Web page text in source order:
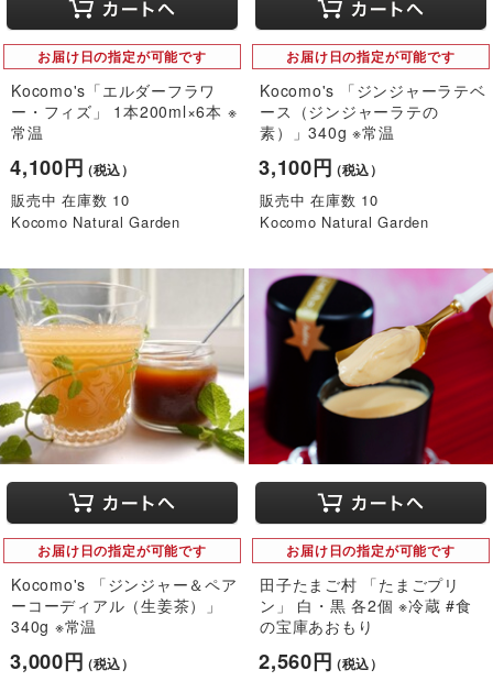
お届け日の指定が可能です
Kocomo's「エルダーフラワ
ー・フィズ」 1本200ml×6本 ※
常温
4,100円（税込）
販売中 在庫数 10
Kocomo Natural Garden
お届け日の指定が可能です
Kocomo's 「ジンジャーラテベ
ース（ジンジャーラテの
素）」340g ※常温
3,100円（税込）
販売中 在庫数 10
Kocomo Natural Garden
お届け日の指定が可能です
Kocomo's 「ジンジャー＆ペア
ーコーディアル（生姜茶）」
340g ※常温
3,000円（税込）
お届け日の指定が可能です
田子たまご村 「たまごプリ
ン」 白・黒 各2個 ※冷蔵 #食
の宝庫あおもり
2,560円（税込）